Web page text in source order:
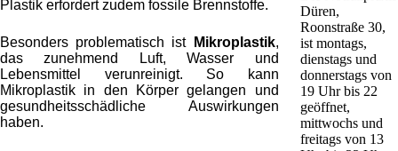
Plastik erfordert zudem fossile Brennstoffe.
Besonders problematisch ist Mikroplastik,
das zunehmend Luft, Wasser und
Lebensmittel verunreinigt. So kann
Mikroplastik in den Körper gelangen und
gesundheitsschädliche Auswirkungen
haben.
Düren,
Roonstraße 30,
ist montags,
dienstags und
donnerstags von
19 Uhr bis 22
geöffnet,
mittwochs und
freitags von 13